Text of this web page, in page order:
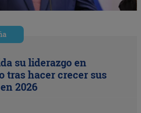
su liderazgo en
tras hacer crecer sus
2026